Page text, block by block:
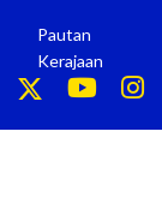
Pautan
Kerajaan